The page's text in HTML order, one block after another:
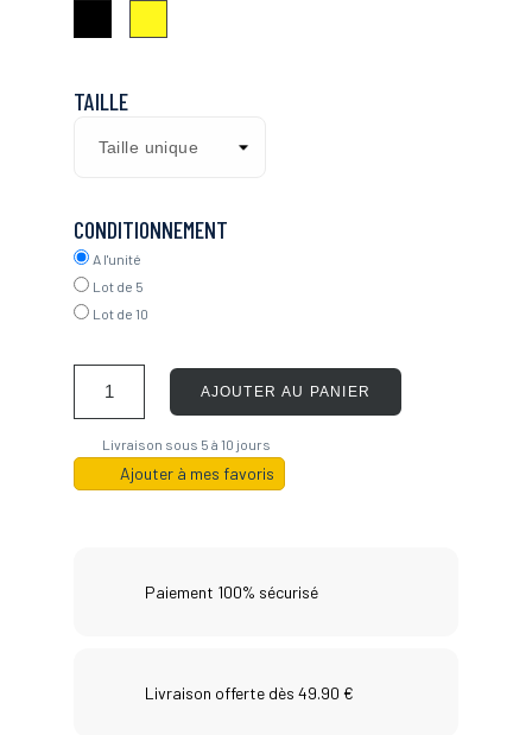
TAILLE
CONDITIONNEMENT
A l'unité
Lot de 5
Lot de 10
AJOUTER AU PANIER
Livraison sous 5 à 10 jours
Ajouter à mes favoris
Paiement 100% sécurisé
Livraison offerte dès 49.90 €